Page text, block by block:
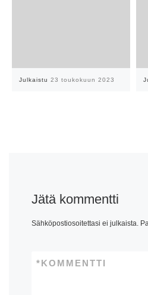
Julkaistu 23 toukokuun 2023
Jätä kommentti
Sähköpostiosoitettasi ei julkaista.
KOMMENTTI
*